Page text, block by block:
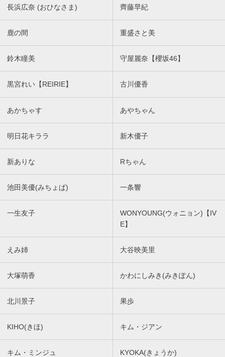
長浜広奈 (おひなさま) 齊藤早紀
鹿の間 重盛さと美
鈴木瞳美 守屋麗奈【櫻坂46】
黒宮れい【REIRIE】 古川優香
あかちゃす あやちゃん
明日花キララ 新木優子
新ありな Rちゃん
池田美優(みちょぱ) 一条響
一生友子
WONYOUNG(ウォニョン)【IV
E】
えみ姉 大谷映美里
大塚萌香 かわにしみき(みきぽん)
北川景子 果歩
KIHO(きほ) キム・ジアン
キム・ミンジュ KYOKA(きょうか)